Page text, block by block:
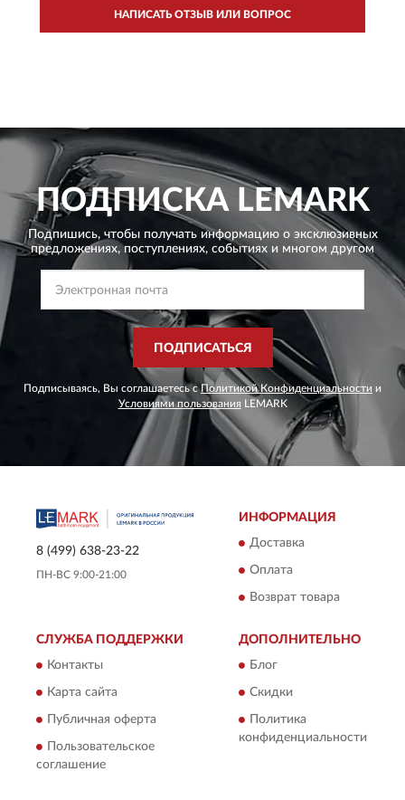
НАПИСАТЬ ОТЗЫВ ИЛИ ВОПРОС
ПОДПИСКАLEMARK
Подпишись, чтобы получать информацию о эксклюзивных
предложениях,поступлениях, событиях и многом другом
ПОДПИСАТЬСЯ
Подписываясь, Вы соглашаетесь сПолитикой Конфиденциальности и
Условиями пользования LEMARK
8 (499) 638-23-22
ПН-ВС 9:00-21:00
ИНФОРМАЦИЯ
Доставка
Оплата
Возврат товара
СЛУЖБА ПОДДЕРЖКИ
Контакты
Карта сайта
Публичная оферта
Пользовательское
соглашение
ДОПОЛНИТЕЛЬНО
Блог
Скидки
Политика
конфиденциальности